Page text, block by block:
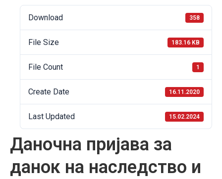
Download 358
File Size 183.16 KB
File Count 1
Create Date 16.11.2020
Last Updated 15.02.2024
Даночна пријава за
данок на наследство и